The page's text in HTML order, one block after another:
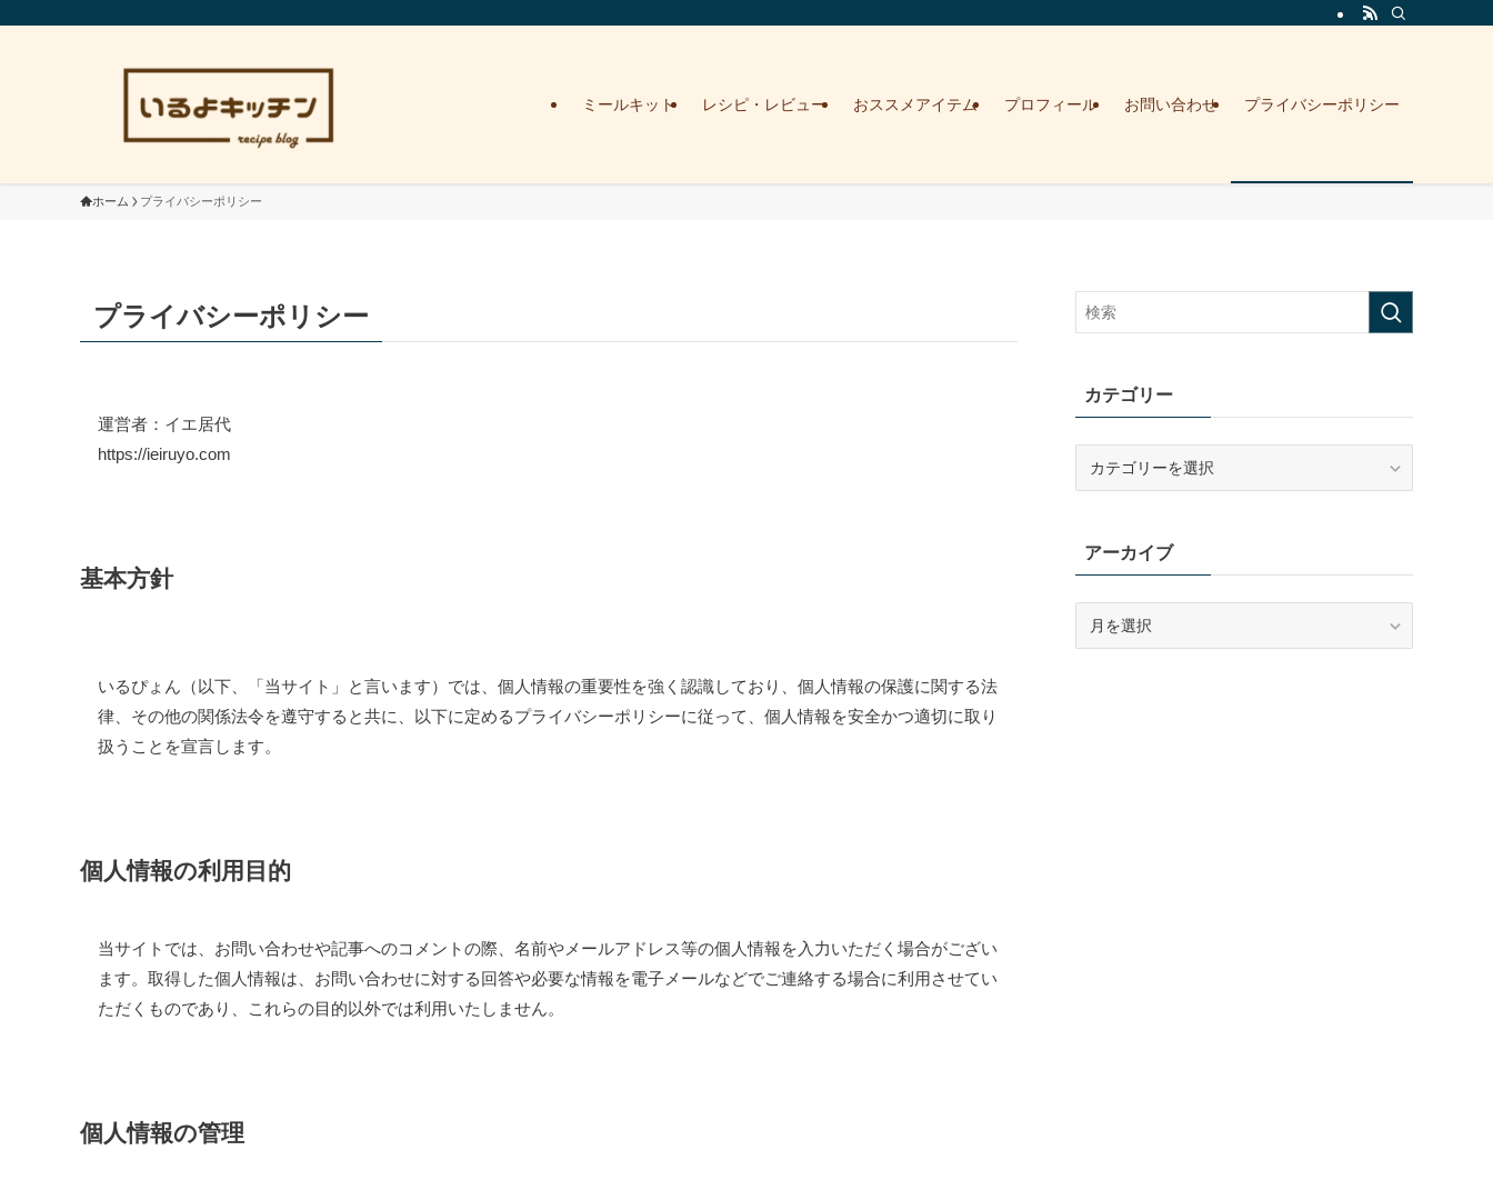
ミールキット レシピ・レビュー おススメアイテム プロフィール お問い合わせ プライバシーポリシー
ホーム プライバシーポリシー
プライバシーポリシー
運営者：イエ居代
https://ieiruyo.com
基本方針
いるぴょん（以下、「当サイト」と言います）では、個人情報の重要性を強く認識しており、個人情報の保護に関する法
律、その他の関係法令を遵守すると共に、以下に定めるプライバシーポリシーに従って、個人情報を安全かつ適切に取り
扱うことを宣言します。
個人情報の利用目的
当サイトでは、お問い合わせや記事へのコメントの際、名前やメールアドレス等の個人情報を入力いただく場合がござい
ます。取得した個人情報は、お問い合わせに対する回答や必要な情報を電子メールなどでご連絡する場合に利用させてい
ただくものであり、これらの目的以外では利用いたしません。
個人情報の管理
カテゴリー
ーアーカイブ